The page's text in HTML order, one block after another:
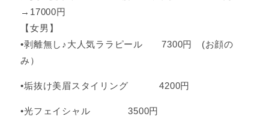
→17000円
【女男】
•剥離無し♪大人気ララピール 7300円 (お顔の
み）
•垢抜け美眉スタイリング 4200円
•光フェイシャル 3500円